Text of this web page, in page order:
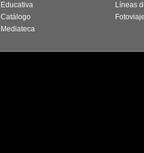
Educativa
Catálogo
Mediateca
Líneas